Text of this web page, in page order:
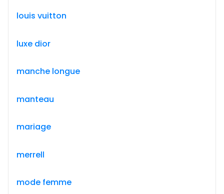
louis vuitton
luxe dior
manche longue
manteau
mariage
merrell
mode femme